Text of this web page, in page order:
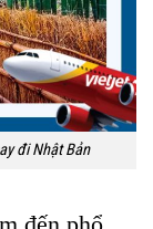
đi Nhật Bản